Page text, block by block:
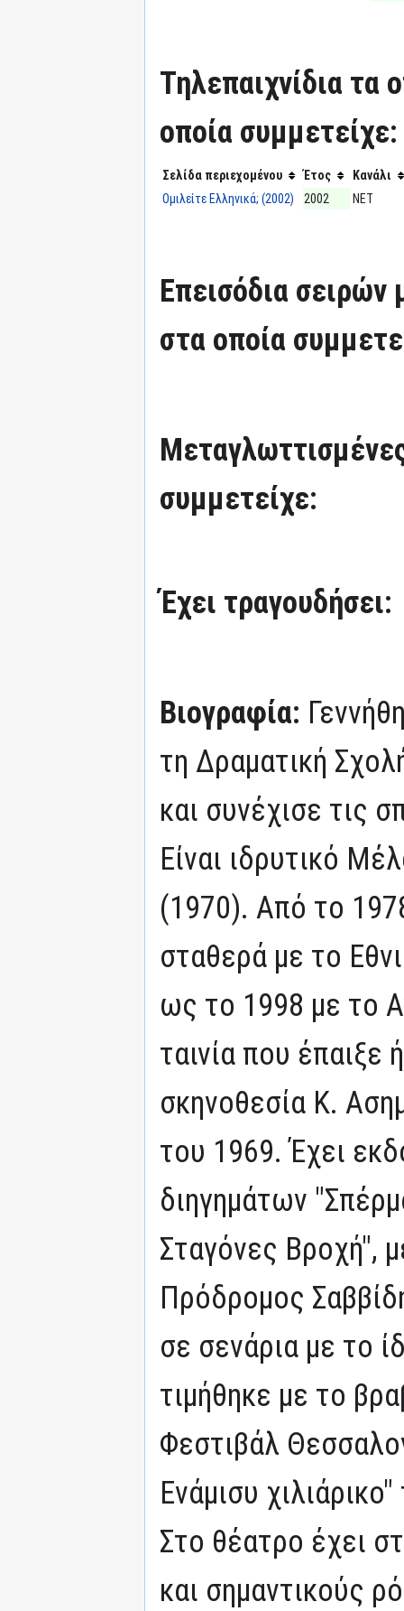
Τηλεπαιχνίδια τα
οποία συμμετείχε:
Σελίδα περιεχομένου Έτος
Κανάλι
Ομιλείτε Ελληνικά; (2002)
2002 ΝΕΤ
Επεισόδια
στα οποία
συμμετείχε:
Έχει τραγουδήσει:
Βιογραφία:
τη Δραματική
και συνέχισε τις
Είναι ιδρυτικό
(1970). Από το
σταθερά με το
ως το 1998 με το
ταινία που
σκηνοθεσία Κ.
του 1969. Έχει
διηγημάτων
Σταγόνες Βροχή",
Πρόδρομος
σε σενάρια με το
τιμήθηκε με το
Φεστιβάλ
Ενάμισυ
Στο θέατρο έχει
και σημαντικούς